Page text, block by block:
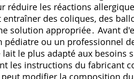
réduire les réactions
entraîner des coliques, des
solution appropriée․ Avant
pédiatre ou un professionnel
le plus adapté aux besoins
les instructions du fabricant
modifier la composition